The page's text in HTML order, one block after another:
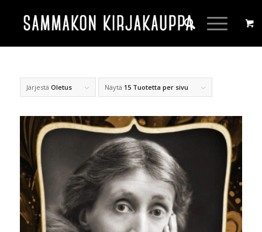
Järjestä Oletus Näytä 15 Tuotetta per sivu